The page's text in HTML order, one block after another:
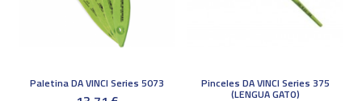
Paletina DA VINCI Series 5073 Pinceles DA VINCI Series 375
(LENGUA GATO)